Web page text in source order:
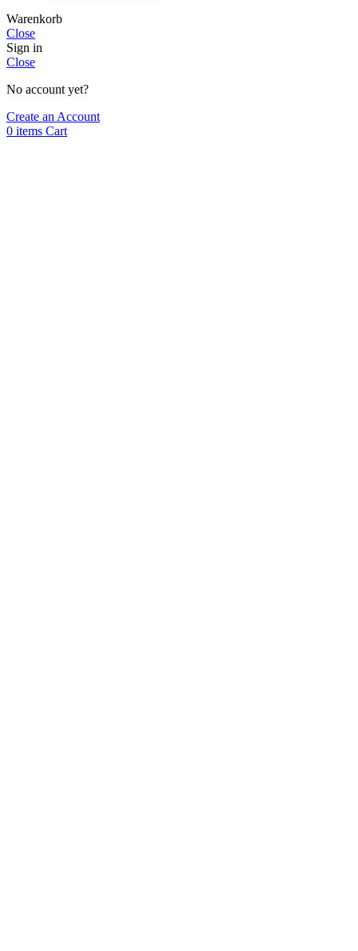
Warenkorb
Close
Sign in
Close
No account yet?
Create an Account
0 items Cart